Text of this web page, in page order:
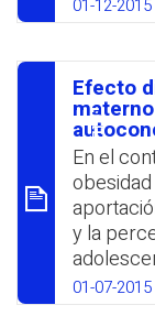
que los
que
de un
normas
tiranía
01-12-2015
סיכום
Efecto
En el
y la
en sus
01-07-2015